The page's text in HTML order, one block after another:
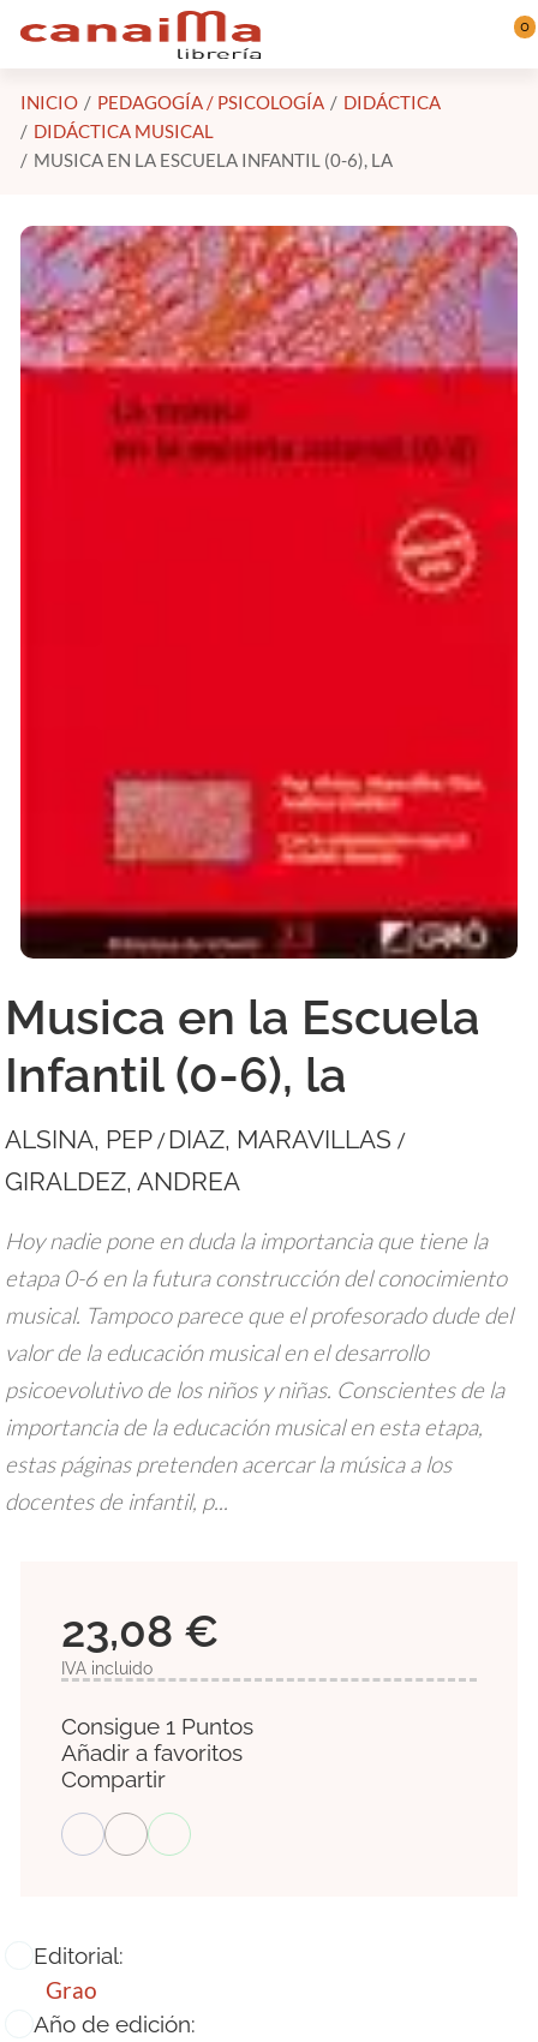
Saltar al contenido principal 0
INICIO PEDAGOGÍA / PSICOLOGÍA
DIDÁCTICA
DIDÁCTICA MUSICAL
MUSICA EN LA ESCUELA INFANTIL (0-6), LA
Musica en la Escuela
Infantil (0-6), la
ALSINA, PEP/DIAZ, MARAVILLAS/
GIRALDEZ, ANDREA
Hoy nadie pone en duda la importancia que tiene la
etapa 0-6 en la futura construcción del conocimiento
musical. Tampoco parece que el profesorado dude del
valor de la educación musical en el desarrollo
psicoevolutivo de los niños y niñas. Conscientes de la
importancia de la educación musical en esta etapa,
estas páginas pretenden acercar la música a los
docentes de infantil, p...
Editorial:
Grao
Año de edición:
23,08 €
IVA incluido
Consigue 1 Puntos
Añadir a favoritos
Compartir